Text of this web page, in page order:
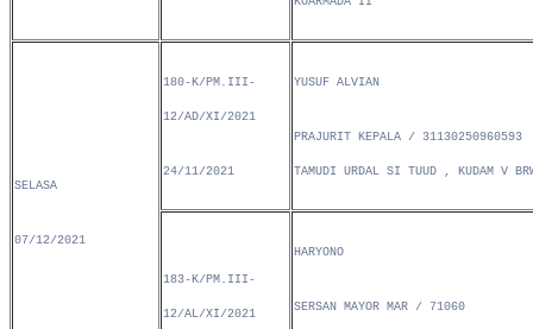
SELASA
07/12/2021
180-K/PM.III-
12/AD/XI/2021
24/11/2021
YUSUF ALVIAN
PRAJURIT KEPALA / 31130250960593
TAMUDI URDAL SI TUUD , KUDAM V
183-K/PM.III-
12/AL/XI/2021
HARYONO
SERSAN MAYOR MAR / 71060